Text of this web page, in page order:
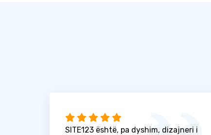
SITE123 është, pa dyshim, dizajneri i